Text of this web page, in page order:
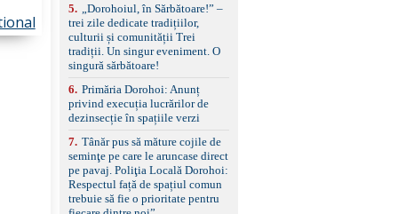
5.
„Dorohoiul, în Sărbătoare!” –
trei zile dedicate tradițiilor,
culturii și comunității Trei
tradiții. Un singur eveniment. O
singură sărbătoare!
6. Primăria Dorohoi: Anunț
privind execuția lucrărilor de
dezinsecție în spațiile verzi
7. Tânăr pus să măture cojile de
seminţe pe care le aruncase direct
pe pavaj. Poliţia Locală Dorohoi:
Respectul față de spațiul comun
trebuie să fie o prioritate pentru